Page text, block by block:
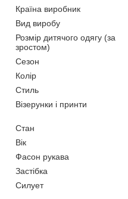
Країна виробник
Вид виробу
Розмір дитячого одягу (за
зростом)
Сезон
Колір
Стиль
Візерунки і принти
Стан
Вік
Фасон рукава
Застібка
Силует